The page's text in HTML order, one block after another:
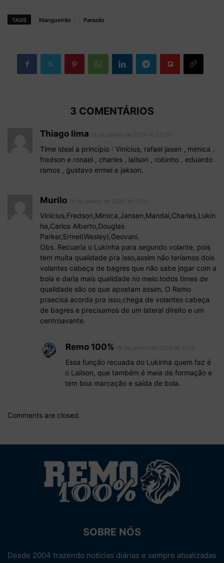
TAGS Mangueirão Parazão
3 COMENTÁRIOS
Thiago lima
Time ideal a princípio : Vinícius, rafael jasen , mimica ,
fredson e ronael , charles , lailson , robinho , eduardo
ramos , gustavo ermel e jakson.
Murilo
Vinicius,Fredson,Mimica,Jansen,Mandai,Charles,Lukin
ha,Carlos Alberto,Douglas
Parker,Ermel(Wesley),Geovani.
Obs. Recuaria o Lukinha para segundo volante, pois
tem muita qualidade pra isso,assim não teríamos dois
volantes cabeça de bagres que não sabe jogar com a
bola e daria mais qualidade no meio.todos times de
qualidade são os que apostam assim, O Remo
praecisa acorda pra isso,chega de volantes cabeça
de bagres e precisamos de um lateral direito e um
centroavante.
Remo 100%
Essa função recuada do Lukinha quem faz é
o Lailson, que também é meia de formação e
tem boa marcação e saída de bola.
Comments are closed.
SOBRE NÓS
Desde 2004 trazendo notícias diárias e sempre atualizadas